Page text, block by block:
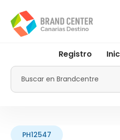
contenido
principal
menu
Promotur
Registro
Buscar
PH12547